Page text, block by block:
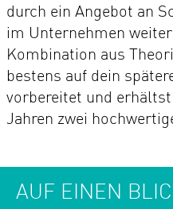
durch ein Angebot an
im Unternehmen
Kombination aus
bestens auf dein
vorbereitet und
Jahren zwei
AUF EINEN